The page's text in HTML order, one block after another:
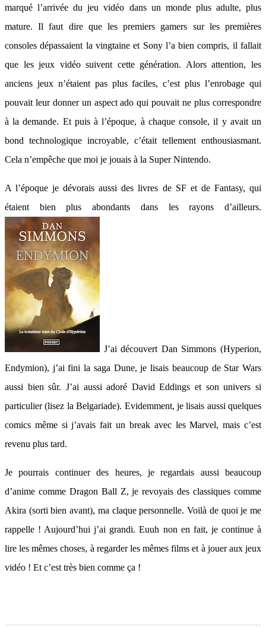
marqué l’arrivée du jeu vidéo dans un monde plus adulte, plus
mature. Il faut dire que les premiers gamers sur les premières
consoles dépassaient la vingtaine et Sony l’a bien compris, il fallait
que les jeux vidéo suivent cette génération. Alors attention, les
anciens jeux n’étaient pas plus faciles, c’est plus l’enrobage qui
pouvait leur donner un aspect ado qui pouvait ne plus correspondre
à la demande. Et puis à l’époque, à chaque console, il y avait un
bond technologique incroyable, c’était tellement enthousiasmant.
Cela n’empêche que moi je jouais à la Super Nintendo.
A l’époque je dévorais aussi des livres de SF et de Fantasy, qui
étaient bien plus abondants dans les rayons d’ailleurs.
J’ai découvert Dan Simmons (Hyperion,
Endymion), j’ai fini la saga Dune, je lisais beaucoup de Star Wars
aussi bien sûr. J’ai aussi adoré David Eddings et son univers si
particulier (lisez la Belgariade). Evidemment, je lisais aussi quelques
comics même si j’avais fait un break avec les Marvel, mais c’est
revenu plus tard.
Je pourrais continuer des heures, je regardais aussi beaucoup
d’anime comme Dragon Ball Z, je revoyais des classiques comme
Akira (sorti bien avant), ma claque personnelle. Voilà de quoi je me
rappelle ! Aujourd’hui j’ai grandi. Euuh non en fait, je continue à
lire les mêmes choses, à regarder les mêmes films et à jouer aux jeux
vidéo ! Et c’est très bien comme ça !